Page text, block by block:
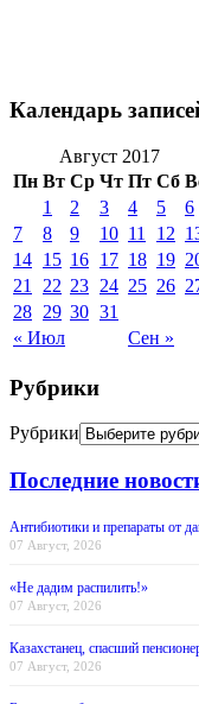
Календарь
Август 2017
Пн Вт Ср Чт Пт Сб
« Июл Сен »
1 2 3 4 5
6
7
8 9 10 11 12
14 15 16 17 18 19
21
22 23 24 25 26
28 29 30 31
Рубрики
Рубрики
Последние
Антибиотики и препараты от
07 Август, 2026
«Не дадим распилить!»
07 Август, 2026
Казахстанец, спасший
07 Август, 2026